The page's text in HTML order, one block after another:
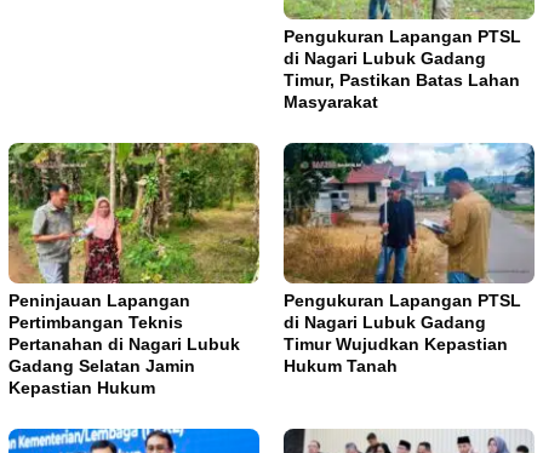
Pengukuran Lapangan PTSL
di Nagari Lubuk Gadang
Timur, Pastikan Batas Lahan
Masyarakat
Peninjauan Lapangan
Pertimbangan Teknis
Pertanahan di Nagari Lubuk
Gadang Selatan Jamin
Kepastian Hukum
Pengukuran Lapangan PTSL
di Nagari Lubuk Gadang
Timur Wujudkan Kepastian
Hukum Tanah